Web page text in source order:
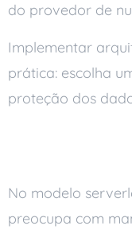
do provedor de
Implementar
prática: escolha
proteção dos
No modelo
preocupa com